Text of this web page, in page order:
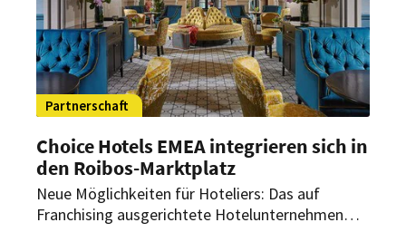
Partnerschaft
Choice Hotels EMEA integrieren sich in
den Roibos-Marktplatz
Neue Möglichkeiten für Hoteliers: Das auf
Franchising ausgerichtete Hotelunternehmen